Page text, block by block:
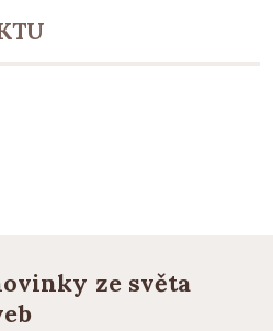
ze světa